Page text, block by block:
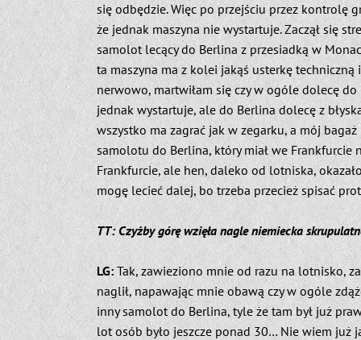
się odbędzie. Więc po przejściu przez kontrolę
że jednak maszyna nie wystartuje. Zaczął się
samolot lecący do Berlina z przesiadką w
ta maszyna ma z kolei jakąś usterkę
nerwowo, martwiłam się czy w ogóle dolecę
jednak wystartuje, ale do Berlina dolecę z
wszystko ma zagrać jak w zegarku, a mój
samolotu do Berlina, który miał we Frankfurcie
Frankfurcie, ale hen, daleko od lotniska,
mogę lecieć dalej, bo trzeba przecież spisać
TT: Czyżby górę wzięła nagle niemiecka
LG: Tak, zawieziono mnie od razu na lotnisko,
naglił, napawając mnie obawą czy w ogóle
inny samolot do Berlina, tyle że tam był już
lot osób było jeszcze ponad 30… Nie wiem już